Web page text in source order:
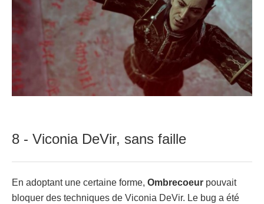
8 - Viconia DeVir, sans faille
En adoptant une certaine forme, Ombrecoeur pouvait
bloquer des techniques de Viconia DeVir. Le bug a été